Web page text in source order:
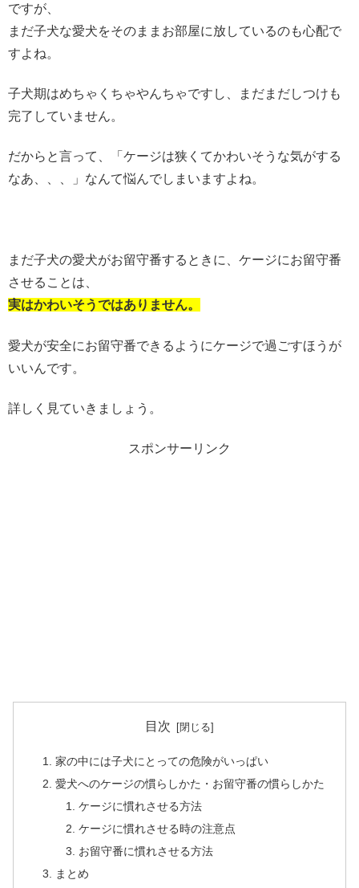
ですが、
まだ子犬な愛犬をそのままお部屋に放しているのも心配で
すよね。
子犬期はめちゃくちゃやんちゃですし、まだまだしつけも
完了していません。
だからと言って、「ケージは狭くてかわいそうな気がする
なあ、、、」なんて悩んでしまいますよね。
まだ子犬の愛犬がお留守番するときに、ケージにお留守番
させることは、
実はかわいそうではありません。
愛犬が安全にお留守番できるようにケージで過ごすほうが
いいんです。
詳しく見ていきましょう。
スポンサーリンク
目次
家の中には子犬にとっての危険がいっぱい
愛犬へのケージの慣らしかた・お留守番の慣らしかた
ケージに慣れさせる方法
ケージに慣れさせる時の注意点
お留守番に慣れさせる方法
まとめ